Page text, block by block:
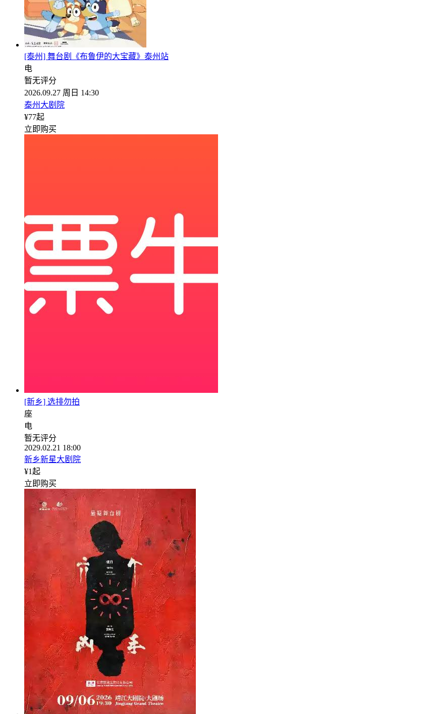
[泰州] 舞台剧《布鲁伊的大宝藏》泰州站
电
暂无评分
2026.09.27 周日 14:30
泰州大剧院
¥77起
立即购买
[新乡] 选排勿拍
座
电
暂无评分
2029.02.21 18:00
新乡新星大剧院
¥1起
立即购买